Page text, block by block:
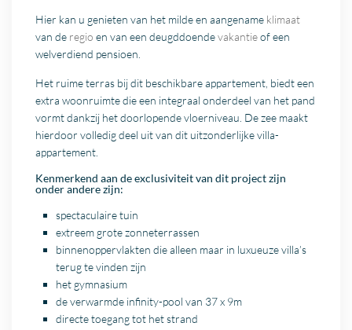
Hier kan u genieten van het milde en aangename klimaat
van de regio en van een deugddoendevakantieof een
welverdiend pensioen.
Het ruime terras bij dit beschikbare appartement, biedt een
extra woonruimte die een integraal onderdeel van het pand
vormt dankzij het doorlopende vloerniveau. De zee maakt
hierdoor volledig deel uit van dit uitzonderlijke villa-
appartement.
Kenmerkend aan de exclusiviteit van dit project zijn
onder andere zijn:
spectaculaire tuin
extreem grote zonneterrassen
binnenoppervlakten die alleen maar in luxueuze villa’s
terug te vinden zijn
het gymnasium
de verwarmde infinity-pool van 37 x 9m
directe toegang tot het strand